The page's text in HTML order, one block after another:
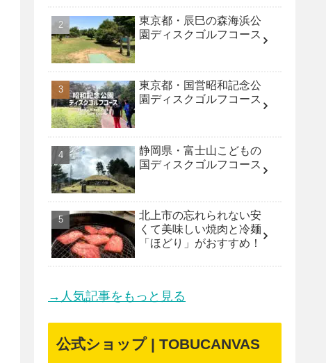
東京都・辰巳の森海浜公
園ディスクゴルフコース
東京都・国営昭和記念公
園ディスクゴルフコース
静岡県・富士山こどもの
国ディスクゴルフコース
北上市の忘れられない安
くて美味しい焼肉と冷麺
「ほどり」がおすすめ！
→人気記事をもっと見る
公式ショップ | TOBUCANVAS